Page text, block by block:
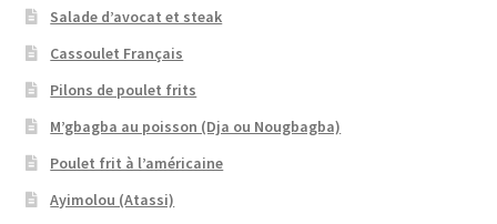
Salade d’avocat et steak
Cassoulet Français
Pilons de poulet frits
M’gbagba au poisson (Dja ou Nougbagba)
Poulet frit à l’américaine
Ayimolou (Atassi)